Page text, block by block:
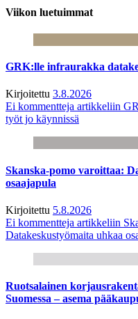
Viikon luetuimmat
GRK:lle infraurakka
Kirjoitettu 3.8.2026
Ei kommentteja artikkeliin
työt jo käynnissä
Skanska-pomo varoittaa:
osaajapula
Kirjoitettu 5.8.2026
Ei kommentteja artikkeliin
Datakeskustyömaita uhkaa
Ruotsalainen
Suomessa – asema